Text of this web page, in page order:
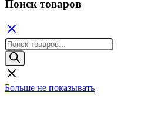
Поиск товаров
Поиск
товаров
Больше не показывать